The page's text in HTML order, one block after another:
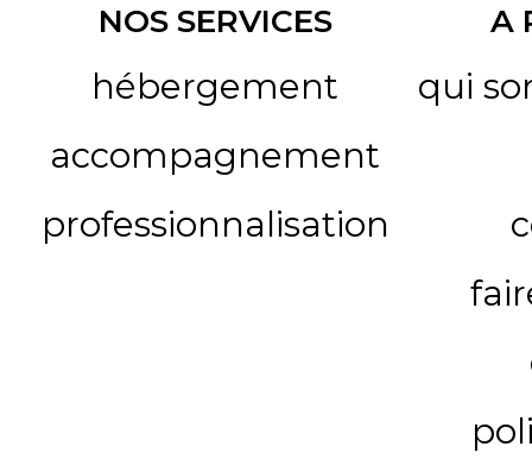
NOS SERVICES
hébergement
accompagnement
professionnalisation
A
qui